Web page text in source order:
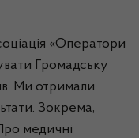
«Оператори
Громадську
Ми отримали
Зокрема,
медичні